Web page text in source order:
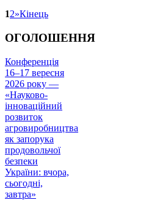
12»Кінець
ОГОЛОШЕННЯ
Конференція
16–17 вересня
2026 року —
«Науково-
інноваційний
розвиток
агровиробництва
як запорука
продовольчої
безпеки
України: вчора,
сьогодні,
завтра»